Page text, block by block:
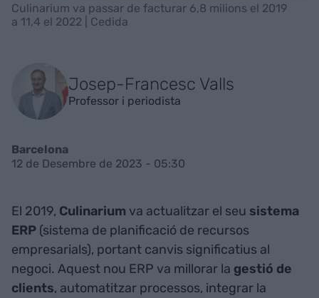
Culinarium va passar de facturar 6,8 milions el 2019
a 11,4 el 2022 | Cedida
Josep-Francesc Valls
Professor i periodista
Barcelona
12 de Desembre de 2023 - 05:30
El 2019, Culinarium va actualitzar el seu sistema
ERP (sistema de planificació de recursos
empresarials), portant canvis significatius al
negoci. Aquest nou ERP va millorar la gestió de
clients, automatitzar processos, integrar la